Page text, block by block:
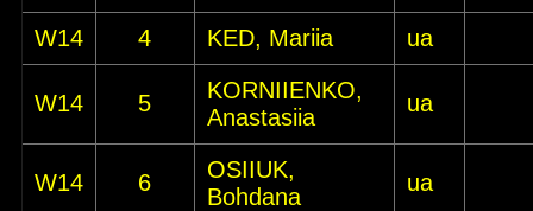
W14 4 KED, Mariia ua
W14 5
KORNIIENKO,
Anastasiia
ua
W14 6
OSIIUK,
Bohdana
ua